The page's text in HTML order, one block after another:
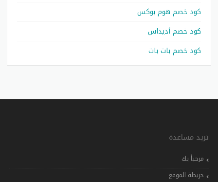
كود خصم هوم بوكس
كود خصم أديداس
كود خصم بات بات
تريد مساعدة
مرحباً بك
خريطة الموقع